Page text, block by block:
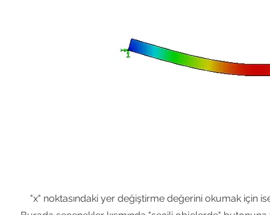
"x" noktasındaki yer değiştirme değerini okumak için